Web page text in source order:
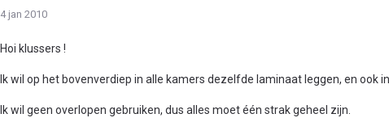
4 jan 2010
Hoi klussers !
Ik wil op het bovenverdiep in alle kamers dezelfde laminaat leggen, en ook
Ik wil geen overlopen gebruiken, dus alles moet één strak geheel zijn.